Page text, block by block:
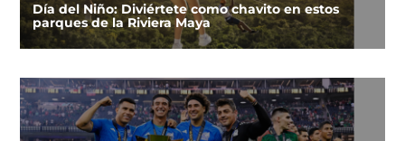
Día del Niño: Diviértete como chavito en estos
parques de la Riviera Maya